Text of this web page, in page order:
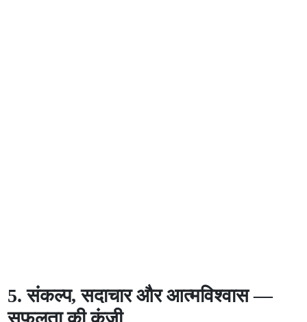
5. संकल्प, सदाचार और आत्मविश्वास —